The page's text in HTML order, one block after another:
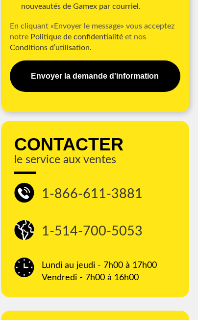
nouveautés de Gamex par courriel.
En cliquant «Envoyer le message» vous acceptez
notre Politique de confidentialitéet nos
Conditions d’utilisation.
Envoyer la demande d'information
CONTACTER
le service aux ventes
1-866-611-3881
1-514-700-5053
Lundi au jeudi - 7h00 à 17h00
Vendredi - 7h00 à 16h00